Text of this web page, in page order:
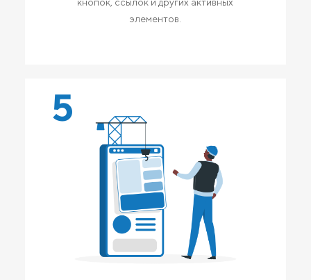
кнопок, ссылок и других активных
элементов.
5